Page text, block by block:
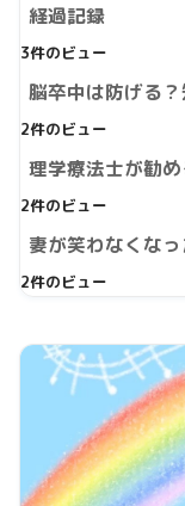
経過記録
3件のビュー
脳卒中は防げる
2件のビュー
理学療法士が勧
2件のビュー
妻が笑わなくな
2件のビュー